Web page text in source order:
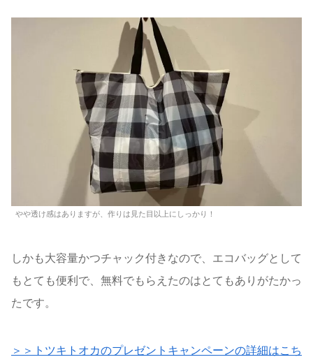
やや透け感はありますが、作りは見た目以上にしっかり！
しかも大容量かつチャック付きなので、エコバッグとして
もとても便利で、無料でもらえたのはとてもありがたかっ
たです。
＞＞トツキトオカのプレゼントキャンペーンの詳細はこち